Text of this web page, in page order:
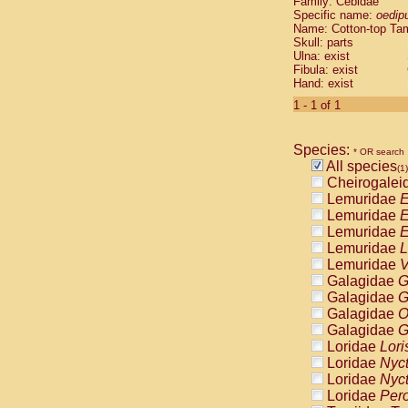
Cebidae
Cebidae
Cebidae
Cebidae
Cebidae
Cebidae
Cebidae
Cebidae
Cebidae
Cebidae
Cebidae
Cebidae
Atelidae
Atelidae
Atelidae
Atelidae
Atelidae
Atelidae
Atelidae
Atelidae
Atelidae
Atelidae
Pitheciidae
Specific name:
Name: Cotton-top
Skull: parts
Ulna: exist
Fibula: exist
Hand: exist
1 - 1 of 1
Species: * OR search
All species(1)
Lemuridae
Lemuridae
Lemuridae
Lemuridae
Lemuridae
Galagidae
Galagidae
Galagidae
Galagidae
Loridae
Loridae
Loridae
Loridae